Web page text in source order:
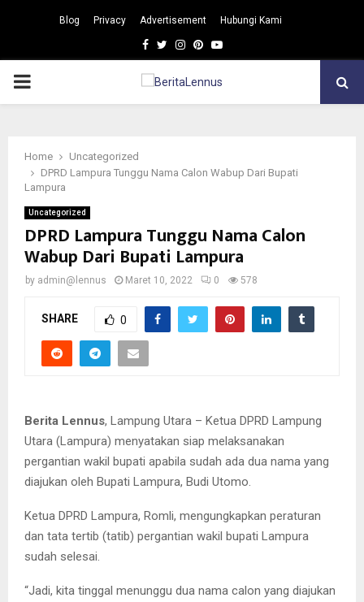
Blog Privacy Advertisement Hubungi Kami
Facebook
TwitterInstagram
Pinterest
Youtube
PRIMARY
Home
Uncategorized
DPRD Lampura Tunggu Nama Calon Wabup Dari Bupati
Lampura
Uncategorized
DPRD Lampura Tunggu Nama Calon
Wabup Dari Bupati Lampura
by admin@lennus Maret 10, 2022 0 578
SHARE 0
Berita Lennus, Lampung Utara – Ketua DPRD Lampung
Utara (Lampura) menyatakan siap melaksanakan
pergantian wakil bupati apabila sudah ada dua nama yang
diajukan oleh Bupati Lampura, Budi Utomo.
Ketua DPRD Lampura, Romli, mengungkapkan peraturan
dan tata tertib (tatib) pergantian wakil bupati Lampura
sudah selesai.
“Jadi, kita tinggal menunggu dua nama calon yang diajukan